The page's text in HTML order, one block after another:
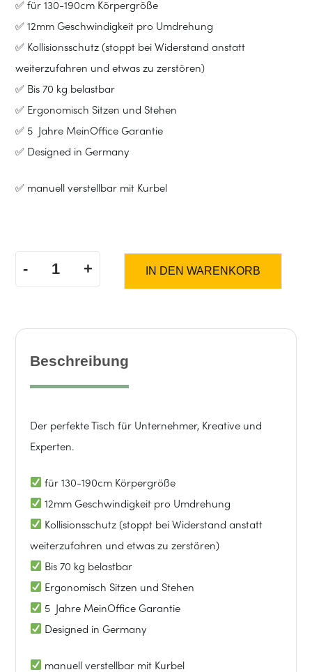
✅ für 130-190cm Körpergröße
✅ 12mm Geschwindigkeit pro Umdrehung
✅ Kollisionsschutz (stoppt bei Widerstand anstatt
weiterzufahren und etwas zu zerstören)
✅ Bis 70 kg belastbar
✅ Ergonomisch Sitzen und Stehen
✅ 5 Jahre MeinOffice Garantie
✅ Designed in Germany
✅ manuell verstellbar mit Kurbel
-
MO
Plus
160x80cm
Schreibtischplatte
Schwarz
Schwarz
Menge
+ IN DEN WARENKORB
Beschreibung
Der perfekte Tisch für Unternehmer, Kreative und
Experten.
für 130-190cm Körpergröße
12mm Geschwindigkeit pro Umdrehung
Kollisionsschutz (stoppt bei Widerstand anstatt
weiterzufahren und etwas zu zerstören)
Bis 70 kg belastbar
Ergonomisch Sitzen und Stehen
5 Jahre MeinOffice Garantie
Designed in Germany
manuell verstellbar mit Kurbel